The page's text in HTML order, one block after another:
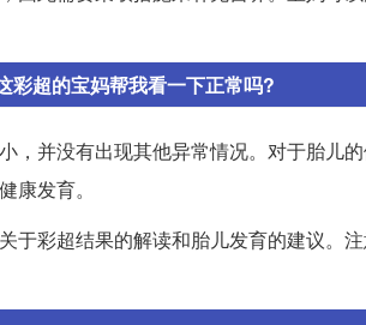
彩超的宝妈帮我看一下正常吗?
，并没有出现其他异常情况。对于胎儿
康发育。
于彩超结果的解读和胎儿发育的建议。